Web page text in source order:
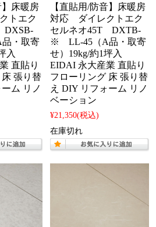
】床暖房
トエク
DXSB-
・取寄
入
直貼り
張り替
ム リノ
【直貼用/防音】床暖房
対応 ダイレクトエク
セルネオ45T DXTB-
※ LL-45（A品・取寄
せ）19kg/約1坪入
EIDAI 永大産業 直貼り
フローリング 床 張り替
え DIY リフォーム リノ
ベーション
¥21,350(税込)
在庫切れ